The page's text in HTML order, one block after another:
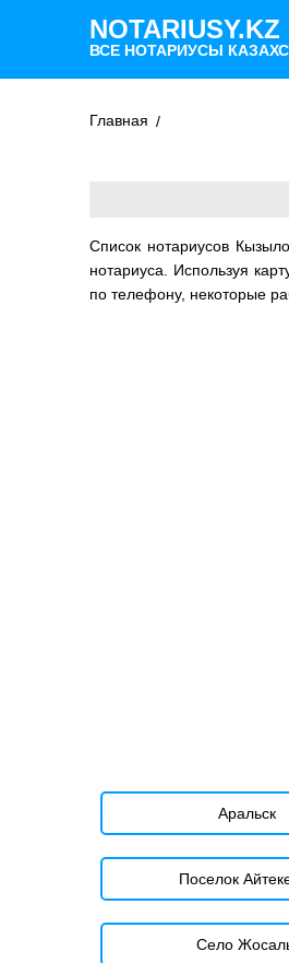
NOTARIUSY.KZ
ВСЕ НОТАРИУСЫ
Главная
Список нотариусов
нотариуса. Используя
по телефону, некоторые
Аральск
Поселок
Село